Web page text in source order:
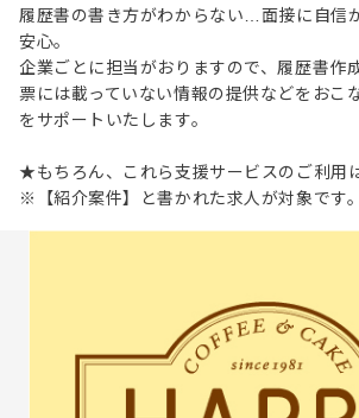
履歴書の書き方がわからない…面接に自信
安心。
企業ごとに担当がおりますので、履歴書作
票には載っていない情報の提供などをおこ
をサポートいたします。
★もちろん、これら支援サービスのご利用
※【紹介案件】と書かれた求人が対象です。